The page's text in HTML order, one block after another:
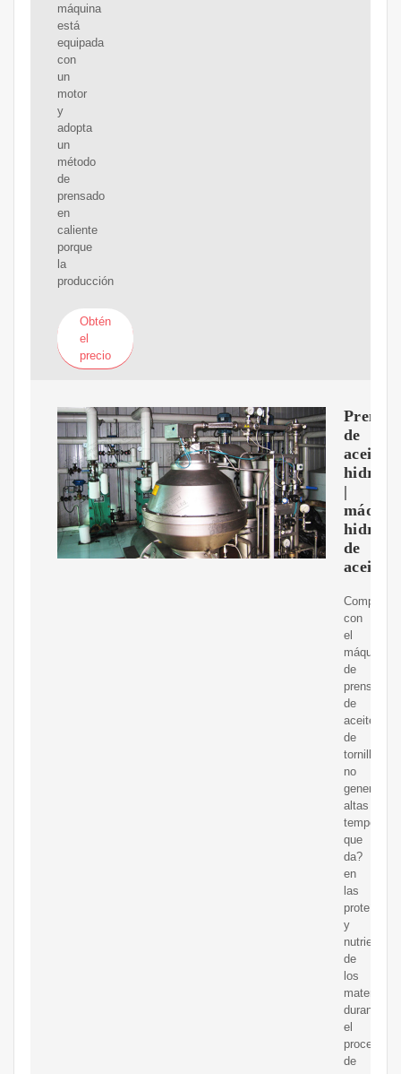
máquina
está
equipada
con
un
motor
y
adopta
un
método
de
prensado
en
caliente
porque
la
producción
Obtén
el
precio
Prensa
de
aceite
|
de
aceite
Comparar
con
el
máquina
de
prensa
de
aceite
de
tornillo,
no
generará
altas
que
da?
en
las
proteínas
y
nutrientes
de
los
materiales
durante
el
proceso
de